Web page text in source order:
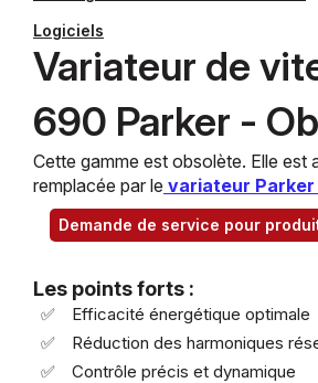
Logiciels
Variateur de
690 Parker -
Cette gamme est obsolète. Elle est
remplacée par le variateur Parker
Demande de service pour
Les points forts :
Efficacité énergétique optimale
Réduction des harmoniques
Contrôle précis et dynamique